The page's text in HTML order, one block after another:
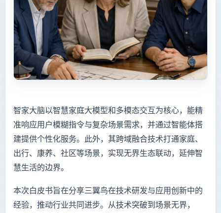
智家大脑以智慧家庭大模型和多模态交互为核心，能精
准响应用户模糊指令与复杂场景需求，并通过智能体搭
建提供个性化服务。此外，其跨域融合技术打通家庭、
出行、康养、社区等场景，实现无界生态联动，延伸智
慧生活的边界。
本次白皮书旨在分享三翼鸟在技术研发与应用创新中的
经验，推动行业共同进步。从技术突破到场景无界，